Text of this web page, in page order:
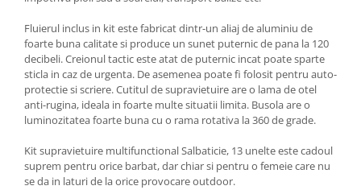
Fluierul inclus in kit este fabricat dintr-un aliaj de aluminiu de
foarte buna calitate si produce un sunet puternic de pana la 120
decibeli. Creionul tactic este atat de puternic incat poate sparte
sticla in caz de urgenta. De asemenea poate fi folosit pentru auto-
protectie si scriere. Cutitul de supravietuire are o lama de otel
anti-rugina, ideala in foarte multe situatii limita. Busola are o
luminozitatea foarte buna cu o rama rotativa la 360 de grade.
Kit supravietuire multifunctional Salbaticie, 13 unelte este cadoul
suprem pentru orice barbat, dar chiar si pentru o femeie care nu
se da in laturi de la orice provocare outdoor.